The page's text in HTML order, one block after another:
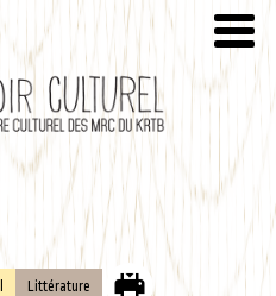
Littérature